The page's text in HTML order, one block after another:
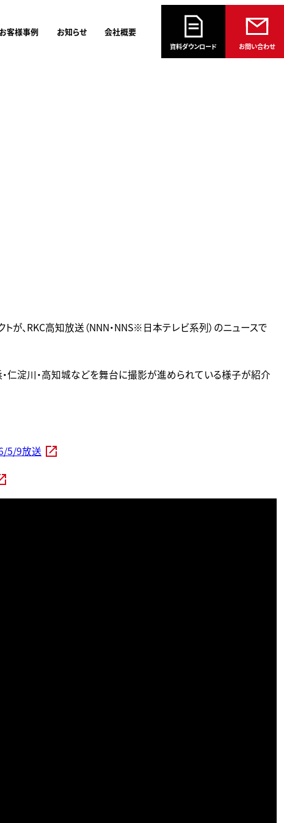
お客様事例 お知らせ 会社概要
資料ダウンロード お問い合わせ
が、RKC高知放送（NNN・NNS※日本テレビ系列）のニュースで
・仁淀川・高知城などを舞台に撮影が進められている様子が紹介
5/9放送